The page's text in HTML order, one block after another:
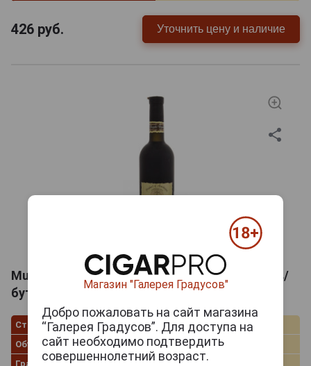
426 руб. Уточнить цену и наличие
Mugan Азербайджанское вино Мугань матов/
бутылка
Страна производства
Азербайджан
Объём
0.75 л
Градус
12.0%
Магазин "Галерея Градусов"
Добро пожаловать на сайт магазина
“Галерея Градусов”. Для доступа на
сайт необходимо подтвердить
совершеннолетний возраст.